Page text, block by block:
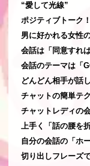
“愛して光線”
ポジティブトーク！
男に好かれる女性
会話は「同意すれ
会話のテーマは「
どんどん相手が話
チャットの簡単テ
チャットレディの
上手く「話の腰を
自分の会話の「ホ
切り出しフレーズ